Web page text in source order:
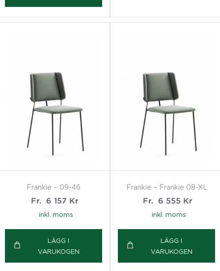
Frankie – 09-46
Fr.
6 157 Kr
inkl. moms
LÄGG I
VARUKOGEN
Frankie – Frankie 08-XL
Fr.
6 555 Kr
inkl. moms
LÄGG I
VARUKOGEN